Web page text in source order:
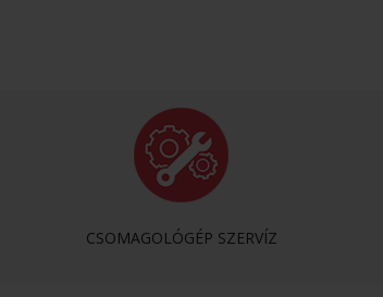
CSOMAGOLÓGÉP SZERVÍZ